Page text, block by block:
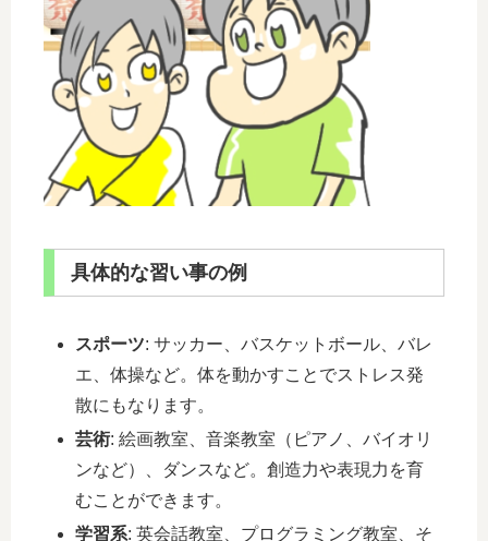
具体的な習い事の例
スポーツ: サッカー、バスケットボール、バレ
エ、体操など。体を動かすことでストレス発
散にもなります。
芸術: 絵画教室、音楽教室（ピアノ、バイオリ
ンなど）、ダンスなど。創造力や表現力を育
むことができます。
学習系: 英会話教室、プログラミング教室、そ